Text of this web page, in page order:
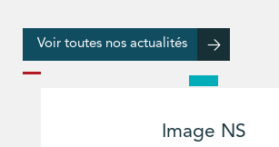
Voir toutes nos actualités
Image NS